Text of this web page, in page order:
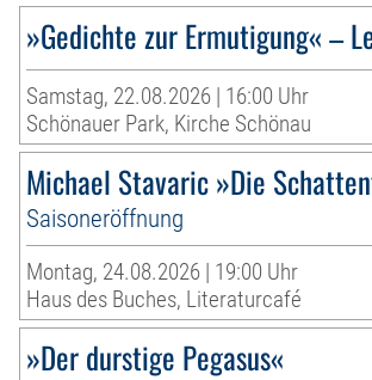
»Gedichte zur Ermutigung« –
Samstag, 22.08.2026 | 16:00 Uhr
Schönauer Park, Kirche Schönau
Michael Stavaric »Die
Saisoneröffnung
Montag, 24.08.2026 | 19:00 Uhr
Haus des Buches, Literaturcafé
»Der durstige Pegasus«